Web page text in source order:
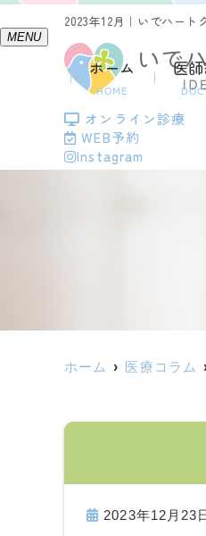
2023年12月｜いでハート
MENU
ホーム
HOME
医
オンライン診療
WEB予約
Instagram
ホーム 医療コラム
2023年12月23